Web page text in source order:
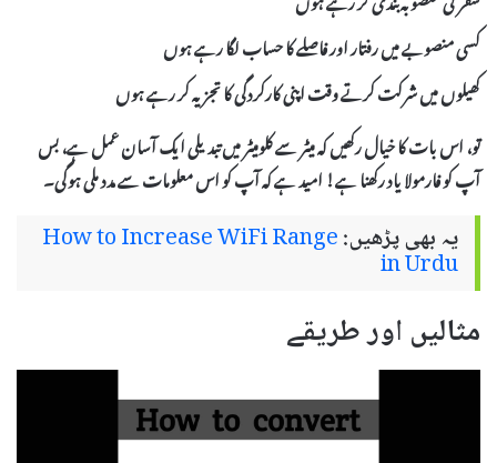
کسی منصوبے میں رفتار اور فاصلے کا حساب لگا رہے ہوں
کھیلوں میں شرکت کرتے وقت اپنی کارکردگی کا تجزیہ کر رہے ہوں
تو، اس بات کا خیال رکھیں کہ میٹر سے کلومیٹر میں تبدیلی ایک آسان عمل ہے، بس
آپ کوفارمولایاد رکھنا ہے! امید ہے کہ آپ کو اس معلومات سے مدد ملی ہوگی۔
یہ بھی پڑھیں:How to Increase WiFi Range
in Urdu
مثالیں اور طریقے